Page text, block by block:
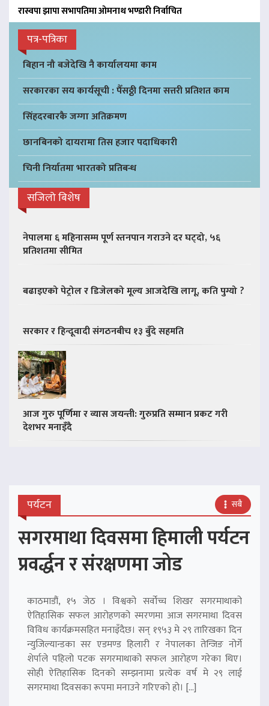
रास्वपा झापा सभापतिमा ओमनाथ भण्डारी निर्वाचित
पत्र-पत्रिका
बिहान नौ बजेदेखि नै कार्यालयमा काम
सरकारका सय कार्यसूची : पैँसठ्ठी दिनमा सत्तरी प्रतिशत काम
सिंहदरबारकै जग्गा अतिक्रमण
छानबिनको दायरामा तिस हजार पदाधिकारी
चिनी निर्यातमा भारतको प्रतिबन्ध
सजिलो बिशेष
नेपालमा ६ महिनासम्म पूर्ण स्तनपान गराउने दर घट्दो, ५६
प्रतिशतमा सीमित
बढाइएको पेट्रोल र डिजेलको मूल्य आजदेखि लागू, कति पुग्यो ?
सरकार र हिन्दूवादी संगठनबीच १३ बुँदे सहमति
आज गुरु पूर्णिमा र व्यास जयन्ती: गुरुप्रति सम्मान प्रकट गरी
देशभर मनाइँदै
पर्यटन सबै
सगरमाथा दिवसमा हिमाली पर्यटन
प्रवर्द्धन र संरक्षणमा जोड
काठमाडौं, १५ जेठ । विश्वको सर्वोच्च शिखर सगरमाथाको
ऐतिहासिक सफल आरोहणको स्मरणमा आज सगरमाथा दिवस
विविध कार्यक्रमसहित मनाइँदैछ। सन् १९५३ मे २९ तारिखका दिन
न्युजिल्यान्डका सर एडमण्ड हिलारी र नेपालका तेन्जिङ नोर्गे
शेर्पाले पहिलो पटक सगरमाथाको सफल आरोहण गरेका थिए।
सोही ऐतिहासिक दिनको सम्झनामा प्रत्येक वर्ष मे २९ लाई
सगरमाथा दिवसका रूपमा मनाउने गरिएको हो। […]